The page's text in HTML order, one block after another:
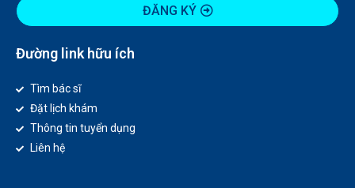
ĐĂNG KÝ
Đường link hữu ích
Tìm bác sĩ
Đặt lịch khám
Thông tin tuyển dụng
Liên hệ